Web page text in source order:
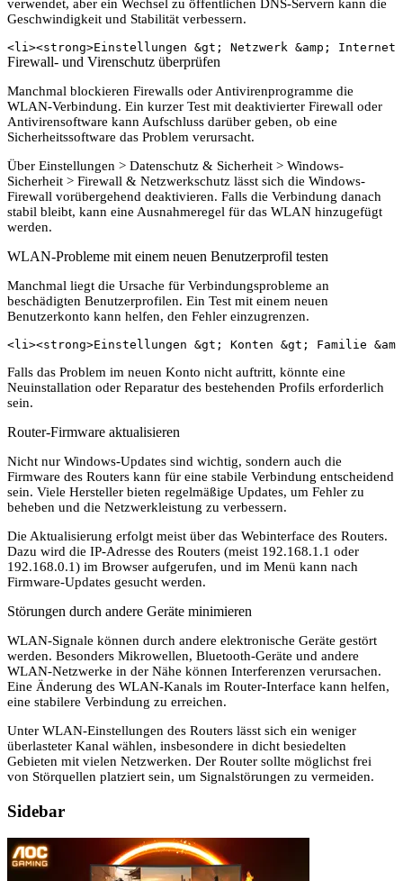
verwendet, aber ein Wechsel zu öffentlichen DNS-Servern kann die
Geschwindigkeit und Stabilität verbessern.
<li><strong>Einstellungen &gt; Netzwerk &amp; Internet
Firewall- und Virenschutz überprüfen
Manchmal blockieren Firewalls oder Antivirenprogramme die
WLAN-Verbindung. Ein kurzer Test mit deaktivierter Firewall oder
Antivirensoftware kann Aufschluss darüber geben, ob eine
Sicherheitssoftware das Problem verursacht.
Über Einstellungen > Datenschutz & Sicherheit > Windows-
Sicherheit > Firewall & Netzwerkschutz lässt sich die Windows-
Firewall vorübergehend deaktivieren. Falls die Verbindung danach
stabil bleibt, kann eine Ausnahmeregel für das WLAN hinzugefügt
werden.
WLAN-Probleme mit einem neuen Benutzerprofil testen
Manchmal liegt die Ursache für Verbindungsprobleme an
beschädigten Benutzerprofilen. Ein Test mit einem neuen
Benutzerkonto kann helfen, den Fehler einzugrenzen.
<li><strong>Einstellungen &gt; Konten &gt; Familie
Falls das Problem im neuen Konto nicht auftritt, könnte eine
Neuinstallation oder Reparatur des bestehenden Profils erforderlich
sein.
Router-Firmware aktualisieren
Nicht nur Windows-Updates sind wichtig, sondern auch die
Firmware des Routers kann für eine stabile Verbindung entscheidend
sein. Viele Hersteller bieten regelmäßige Updates, um Fehler zu
beheben und die Netzwerkleistung zu verbessern.
Die Aktualisierung erfolgt meist über das Webinterface des Routers.
Dazu wird die IP-Adresse des Routers (meist 192.168.1.1 oder
192.168.0.1) im Browser aufgerufen, und im Menü kann nach
Firmware-Updates gesucht werden.
Störungen durch andere Geräte minimieren
WLAN-Signale können durch andere elektronische Geräte gestört
werden. Besonders Mikrowellen, Bluetooth-Geräte und andere
WLAN-Netzwerke in der Nähe können Interferenzen verursachen.
Eine Änderung des WLAN-Kanals im Router-Interface kann helfen,
eine stabilere Verbindung zu erreichen.
Unter WLAN-Einstellungen des Routers lässt sich ein weniger
überlasteter Kanal wählen, insbesondere in dicht besiedelten
Gebieten mit vielen Netzwerken. Der Router sollte möglichst frei
von Störquellen platziert sein, um Signalstörungen zu vermeiden.
Sidebar